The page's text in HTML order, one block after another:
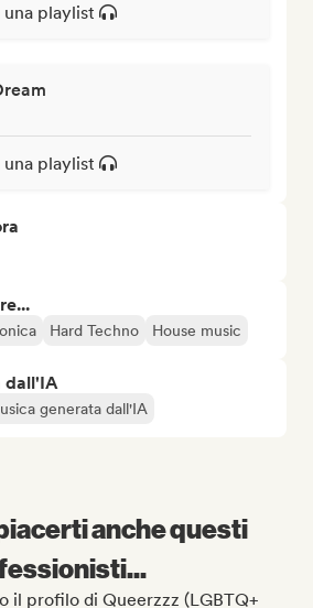
playlist
playlist
Hard Techno House music
dall'IA
generata dall'IA
anche questi
il profilo di Queerzzz (LGBTQ+